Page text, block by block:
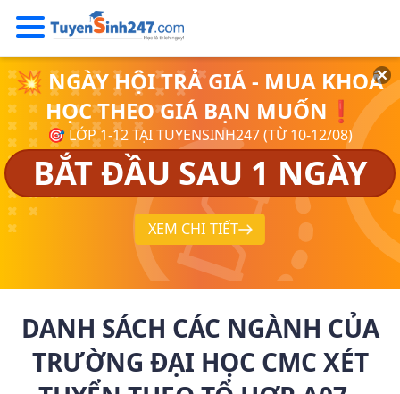
💥 NGÀY HỘI TRẢ GIÁ - MUA KHOÁ
HỌC THEO GIÁ BẠN MUỐN❗
🎯 LỚP 1-12 TẠI TUYENSINH247 (TỪ 10-12/08)
BẮT ĐẦU SAU 1 NGÀY
XEM CHI TIẾT
DANH SÁCH CÁC NGÀNH CỦA
TRƯỜNG ĐẠI HỌC CMC XÉT